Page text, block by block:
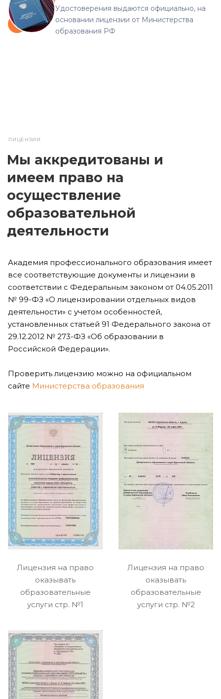
Удостоверения выдаются официально, на
основании лицензии от Министерства
образования РФ
ЛИЦЕНЗИИ
Мы аккредитованы и
имеем право на
осуществление
образовательной
деятельности
Академия профессионального образования имеет
все соответствующие документы и лицензии в
соответствии с Федеральным законом от 04.05.2011
№ 99-ФЗ «О лицензировании отдельных видов
деятельности» с учетом особенностей,
установленных статьей 91 Федерального закона от
29.12.2012 № 273-ФЗ «Об образовании в
Российской Федерации».
Проверить лицензию можно на официальном
сайте Министерства образования
Лицензия на право
оказывать
образовательные
услуги стр. №1
Лицензия на право
оказывать
образовательные
услуги стр. №2